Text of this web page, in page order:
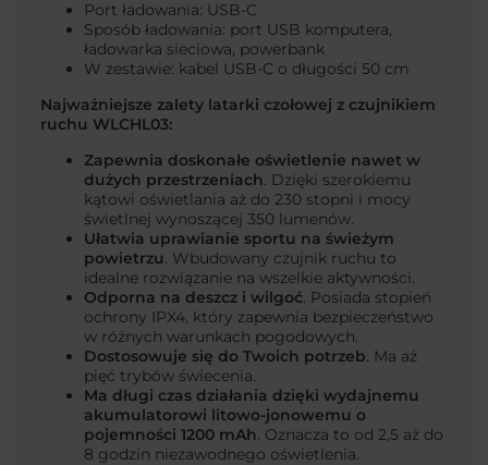
Port ładowania: USB-C
Sposób ładowania: port USB komputera,
ładowarka sieciowa, powerbank
W zestawie: kabel USB-C o długości 50 cm
Najważniejsze zalety latarki czołowej z czujnikiem
ruchu WLCHL03:
Zapewnia doskonałe oświetlenie nawet w
dużych przestrzeniach. Dzięki szerokiemu
kątowi oświetlania aż do 230 stopni i mocy
świetlnej wynoszącej 350 lumenów.
Ułatwia uprawianie sportu na świeżym
powietrzu. Wbudowany czujnik ruchu to
idealne rozwiązanie na wszelkie aktywności.
Odporna na deszcz i wilgoć. Posiada stopień
ochrony IPX4, który zapewnia bezpieczeństwo
w różnych warunkach pogodowych.
Dostosowuje się do Twoich potrzeb. Ma aż
pięć trybów świecenia.
Ma długi czas działania dzięki wydajnemu
akumulatorowi litowo-jonowemu o
pojemności 1200 mAh. Oznacza to od 2,5 aż do
8 godzin niezawodnego oświetlenia.